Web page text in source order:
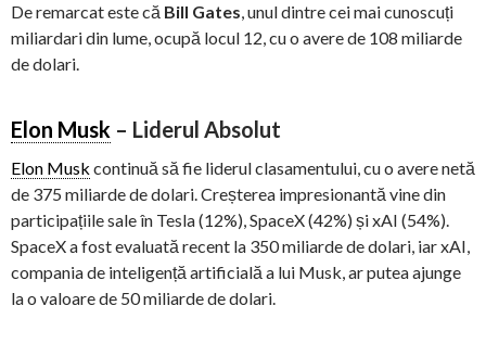
De remarcat este că Bill Gates, unul dintre cei mai cunoscuți
miliardari din lume, ocupă locul 12, cu o avere de 108 miliarde
de dolari.
Elon Musk – Liderul Absolut
Elon Musk continuă să fie liderul clasamentului, cu o avere netă
de 375 miliarde de dolari. Creșterea impresionantă vine din
participațiile sale în Tesla (12%), SpaceX (42%) și xAI (54%).
SpaceX a fost evaluată recent la 350 miliarde de dolari, iar xAI,
compania de inteligență artificială a lui Musk, ar putea ajunge
la o valoare de 50 miliarde de dolari.